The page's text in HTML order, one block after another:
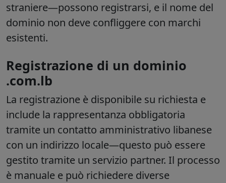
straniere—possono registrarsi, e il nome del
dominio non deve confliggere con marchi
esistenti.
Registrazione di un dominio
.com.lb
La registrazione è disponibile su richiesta e
include la rappresentanza obbligatoria
tramite un contatto amministrativo libanese
con un indirizzo locale—questo può essere
gestito tramite un servizio partner. Il processo
è manuale e può richiedere diverse